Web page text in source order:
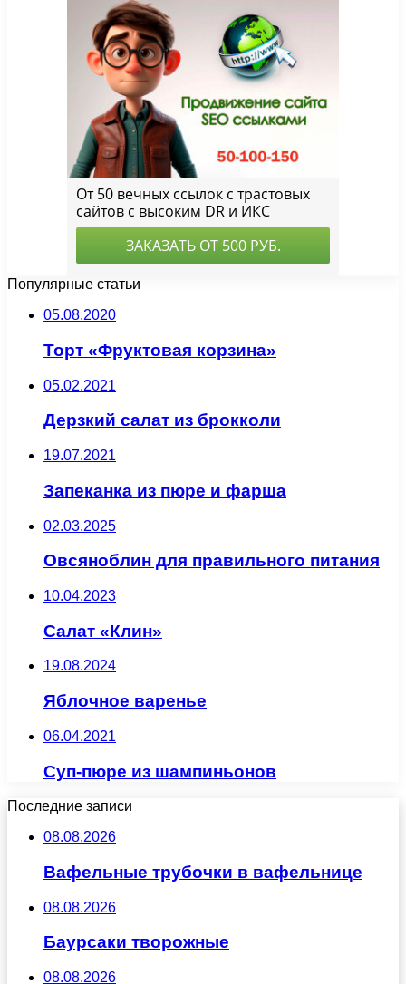
Популярные статьи
05.08.2020
Торт «Фруктовая корзина»
05.02.2021
Дерзкий салат из брокколи
19.07.2021
Запеканка из пюре и фарша
02.03.2025
Овсяноблин для правильного питания
10.04.2023
Салат «Клин»
19.08.2024
Яблочное варенье
06.04.2021
Суп-пюре из шампиньонов
Последние записи
08.08.2026
Вафельные трубочки в вафельнице
08.08.2026
Баурсаки творожные
08.08.2026